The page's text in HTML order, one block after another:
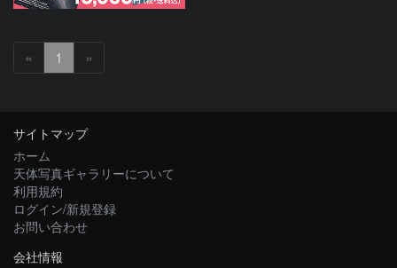
« 1 »
サイトマップ
ホーム
天体写真ギャラリーについて
利用規約
ログイン/新規登録
お問い合わせ
会社情報